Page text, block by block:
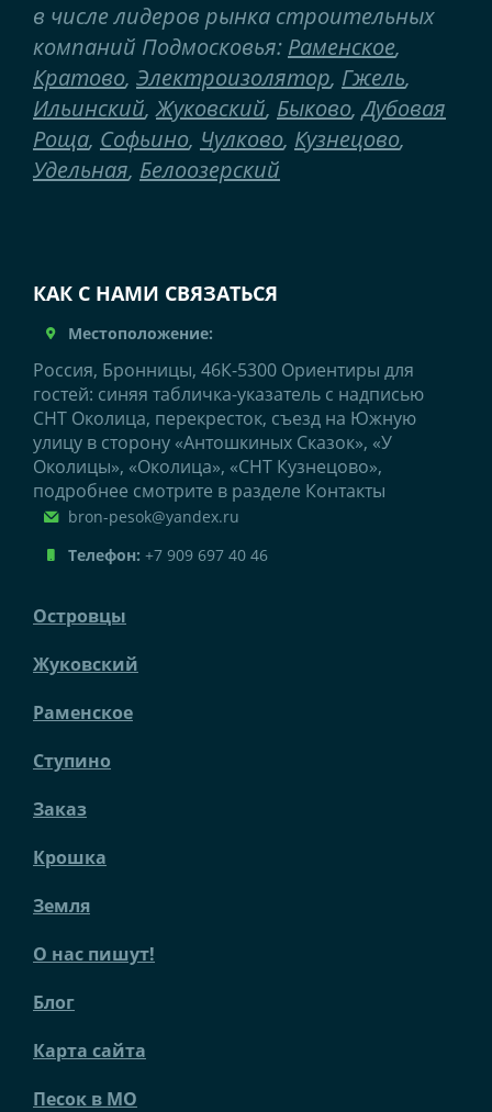
в числе лидеров рынка строительных
компаний Подмосковья: Раменское,
Кратово, Электроизолятор, Гжель,
Ильинский,Жуковский, Быково,Дубовая
Роща, Софьино, Чулково, Кузнецово,
Удельная, Белоозерский
КАК С НАМИ СВЯЗАТЬСЯ
Местоположение:
Россия, Бронницы, 46К-5300 Ориентиры для
гостей: синяя табличка-указатель с надписью
СНТ Околица, перекресток, съезд на Южную
улицу в сторону «Антошкиных Сказок», «У
Околицы», «Околица», «СНТ Кузнецово»,
подробнее смотрите в разделе Контакты
bron-pesok@yandex.ru
Телефон: +7 909 697 40 46
Островцы
Жуковский
Раменское
Ступино
Заказ
Крошка
Земля
О нас пишут!
Блог
Карта сайта
Песок в МО